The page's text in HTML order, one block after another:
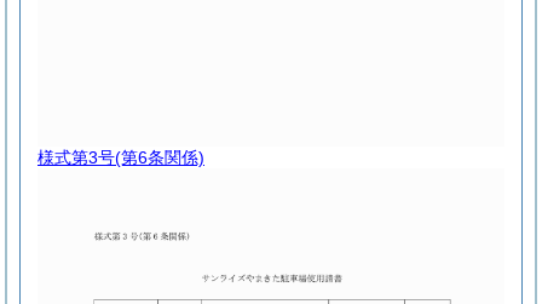
様式第3号(第6条関係)